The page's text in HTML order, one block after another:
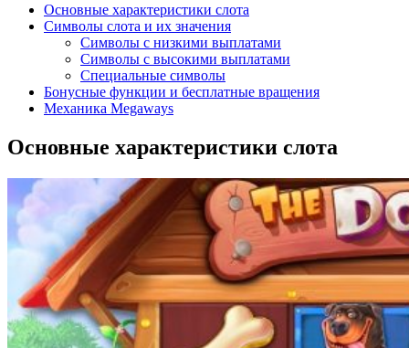
Основные характеристики слота
Символы слота и их значения
Символы с низкими выплатами
Символы с высокими выплатами
Специальные символы
Бонусные функции и бесплатные вращения
Механика Megaways
Основные характеристики слота